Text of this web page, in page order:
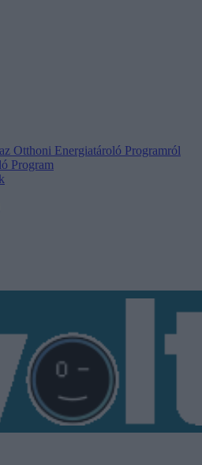
Otthoni Energiatároló Programról
Program